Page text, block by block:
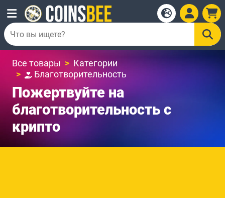
Все товары
Категории
Благотворительность
Пожертвуйте на
благотворительность с
крипто